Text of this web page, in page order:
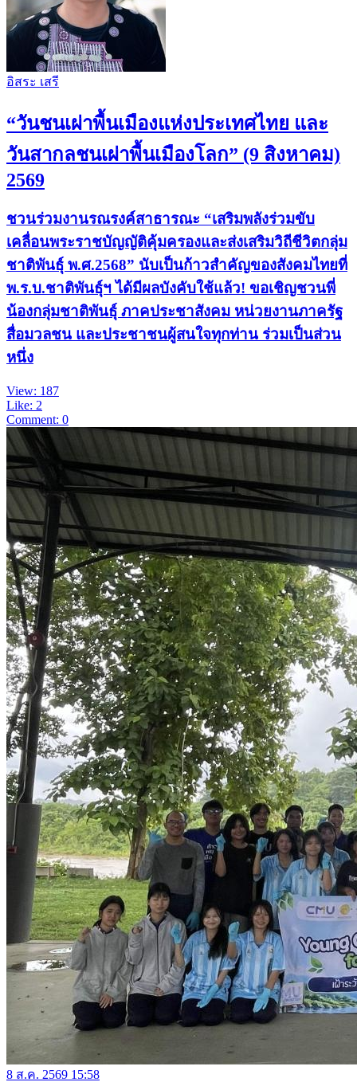
อิสระ เสรี
“วันชนเผ่าพื้นเมืองแห่งประเทศไทย และ
วันสากลชนเผ่าพื้นเมืองโลก” (9 สิงหาคม)
2569
ชวนร่วมงานรณรงค์สาธารณะ “เสริมพลังร่วมขับ
เคลื่อนพระราชบัญญัติคุ้มครองและส่งเสริมวิถีชีวิตกลุ่ม
ชาติพันธุ์ พ.ศ.2568” นับเป็นก้าวสำคัญของสังคมไทยที่
พ.ร.บ.ชาติพันธุ์ฯ ได้มีผลบังคับใช้แล้ว! ขอเชิญชวนพี่
น้องกลุ่มชาติพันธุ์ ภาคประชาสังคม หน่วยงานภาครัฐ
สื่อมวลชน และประชาชนผู้สนใจทุกท่าน ร่วมเป็นส่วน
หนึ่ง
View: 187
Like: 2
Comment: 0
8 ส.ค. 2569 15:58